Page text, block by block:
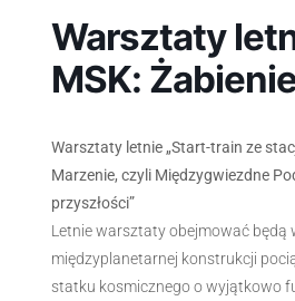
Warsztaty
MSK:
Warsztaty letnie „Start-train ze
Marzenie, czyli Międzygwiezdne
przyszłości”
Letnie warsztaty obejmować będą
międzyplanetarnej konstrukcji
statku kosmicznego o wyjątkowo